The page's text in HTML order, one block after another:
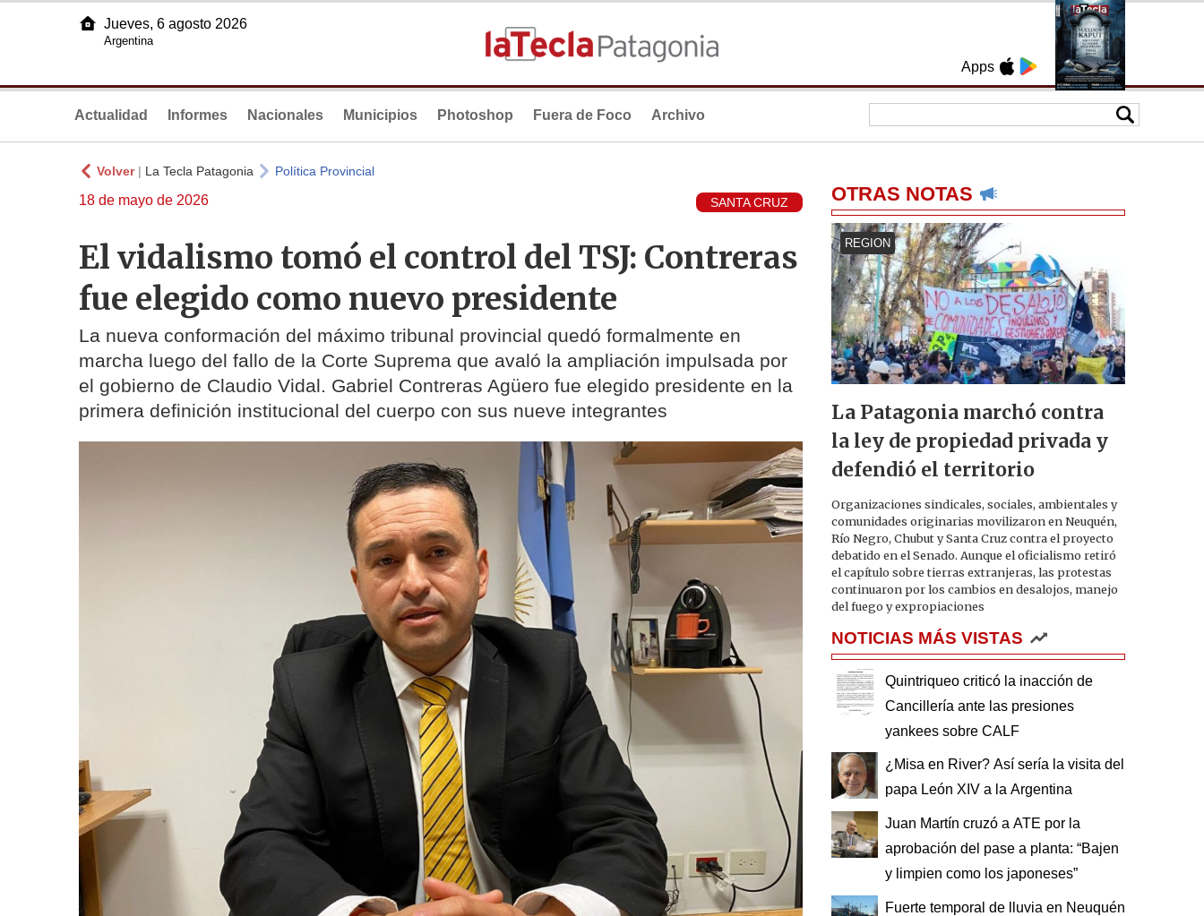
Apps
Jueves, 6 agosto 2026
Argentina
Actualidad Informes Nacionales Municipios Photoshop Fuera de Foco Archivo
Volver| La Tecla Patagonia Política Provincial
18 de mayo de 2026 SANTA CRUZ
El vidalismo tomó el control del TSJ: Contreras
fue elegido como nuevo presidente
La nueva conformación del máximo tribunal provincial quedó formalmente en
marcha luego del fallo de la Corte Suprema que avaló la ampliación impulsada por
el gobierno de Claudio Vidal. Gabriel Contreras Agüero fue elegido presidente en la
primera definición institucional del cuerpo con sus nueve integrantes
OTRAS NOTAS
REGION
La Patagonia marchó contra
la ley de propiedad privada y
defendió el territorio
Organizaciones sindicales, sociales, ambientales y
comunidades originarias movilizaron en Neuquén,
Río Negro, Chubut y Santa Cruz contra el proyecto
debatido en el Senado. Aunque el oficialismo retiró
el capítulo sobre tierras extranjeras, las protestas
continuaron por los cambios en desalojos, manejo
del fuego y expropiaciones
NOTICIAS MÁS VISTAS
Quintriqueo criticó la inacción de
Cancillería ante las presiones
yankees sobre CALF
¿Misa en River? Así sería la visita del
papa León XIV a la Argentina
Juan Martín cruzó a ATE por la
aprobación del pase a planta: “Bajen
y limpien como los japoneses”
Fuerte temporal de lluvia en Neuquén